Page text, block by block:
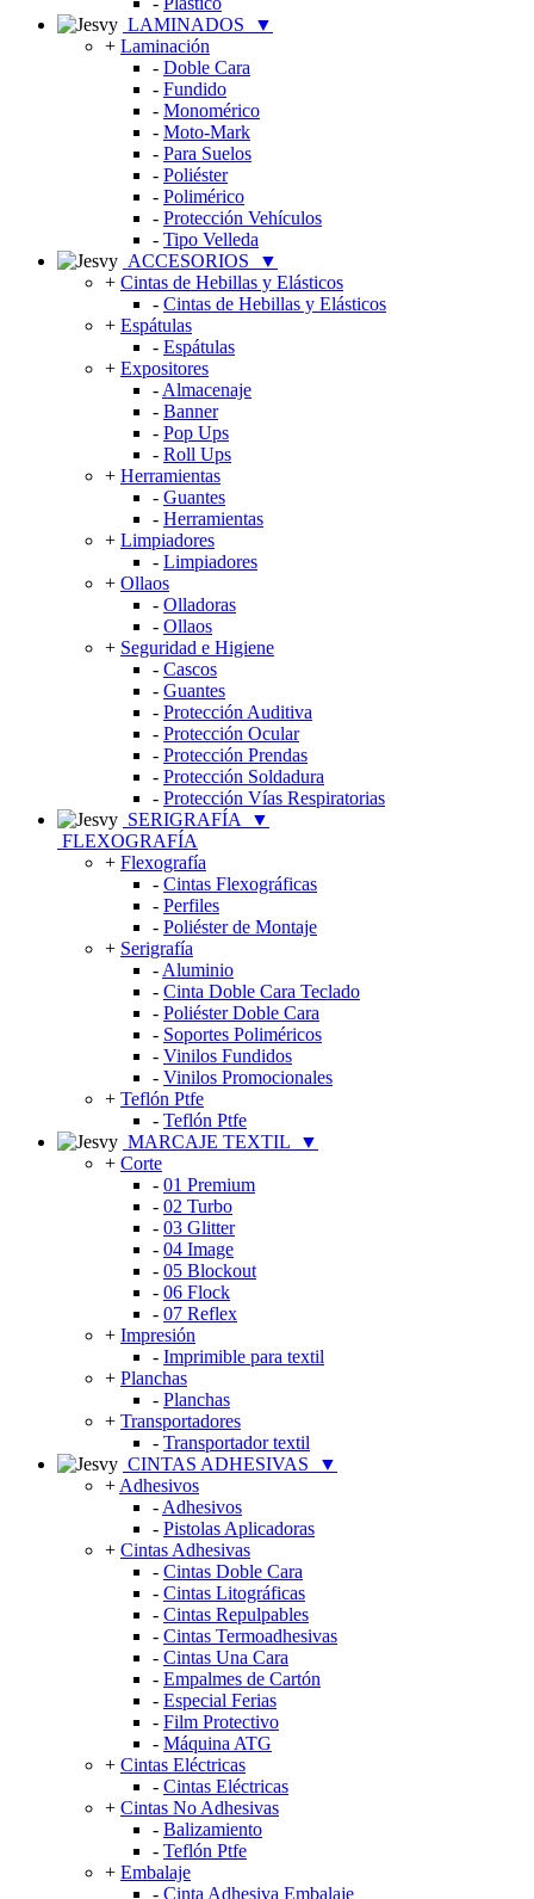
LAMINADOS
▼
+ Laminación
- Doble Cara
- Fundido
- Monomérico
- Moto-Mark
- Para Suelos
- Poliéster
- Polimérico
- Protección Vehículos
- Tipo Velleda
ACCESORIOS
▼
+ Cintas de Hebillas y Elásticos
- Cintas de Hebillas y Elásticos
+ Espátulas
- Espátulas
+ Expositores
- Almacenaje
- Banner
- Pop Ups
- Roll Ups
+ Herramientas
- Guantes
- Herramientas
+ Limpiadores
- Limpiadores
+ Ollaos
- Olladoras
- Ollaos
+ Seguridad e Higiene
- Cascos
- Guantes
- Protección Auditiva
- Protección Ocular
- Protección Prendas
- Protección Soldadura
- Protección Vías Respiratorias
SERIGRAFÍA
▼
FLEXOGRAFÍA
+ Flexografía
- Cintas Flexográficas
- Perfiles
- Poliéster de Montaje
+ Serigrafía
- Aluminio
- Cinta Doble Cara Teclado
- Poliéster Doble Cara
- Soportes Poliméricos
- Vinilos Fundidos
- Vinilos Promocionales
+ Teflón Ptfe
- Teflón Ptfe
MARCAJE TEXTIL
▼
+ Corte
- 01 Premium
- 02 Turbo
- 03 Glitter
- 04 Image
- 05 Blockout
- 06 Flock
- 07 Reflex
+ Impresión
- Imprimible para textil
+ Planchas
- Planchas
+ Transportadores
- Transportador textil
CINTAS ADHESIVAS
▼
+ Adhesivos
- Adhesivos
- Pistolas Aplicadoras
+ Cintas Adhesivas
- Cintas Doble Cara
- Cintas Litográficas
- Cintas Repulpables
- Cintas Termoadhesivas
- Cintas Una Cara
- Empalmes de Cartón
- Especial Ferias
- Film Protectivo
- Máquina ATG
+ Cintas Eléctricas
- Cintas Eléctricas
+ Cintas No Adhesivas
- Balizamiento
- Teflón Ptfe
+ Embalaje
- Cinta Adhesiva Embalaje